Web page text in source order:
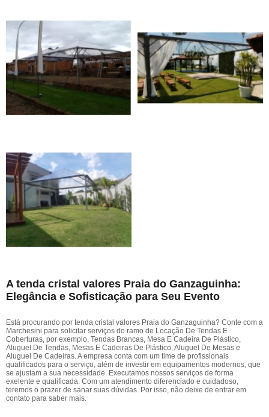
A tenda cristal valores Praia do Ganzaguinha:
Elegância e Sofisticação para Seu Evento
Está procurando por tenda cristal valores Praia do Ganzaguinha? Conte com a
Marchesini para solicitar serviços do ramo de Locação De Tendas E
Coberturas, por exemplo, Tendas Brancas, Mesa E Cadeira De Plástico,
Aluguel De Tendas, Mesas E Cadeiras De Plástico, Aluguel De Mesas e
Aluguel De Cadeiras. A empresa conta com um time de profissionais
qualificados para o serviço, além de investir em equipamentos modernos, que
se ajustam a sua necessidade. Executamos nossos serviços de forma
exelente e qualificada. Com um atendimento diferenciado e cuidadoso,
teremos o prazer de sanar suas dúvidas. Por isso, não deixe de entrar em
contato para saber mais.